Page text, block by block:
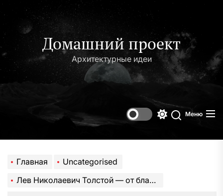
содержимому
Домашний проект
Архитектурные идеи
Поиск
Меню
Главная
Uncategorised
Лев Николаевич Толстой — от благородного происхождения к гению русской литературы — ключевые этапы жизни и творчества